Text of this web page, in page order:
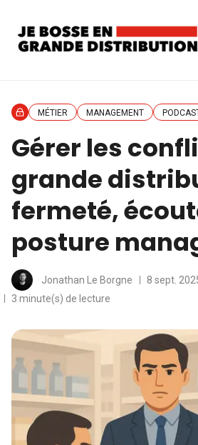
MÉTIER MANAGEMENT
Gérer les
grande
fermeté,
posture
Jonathan Le Borgne
8 sept.
3 minute(s) de lecture